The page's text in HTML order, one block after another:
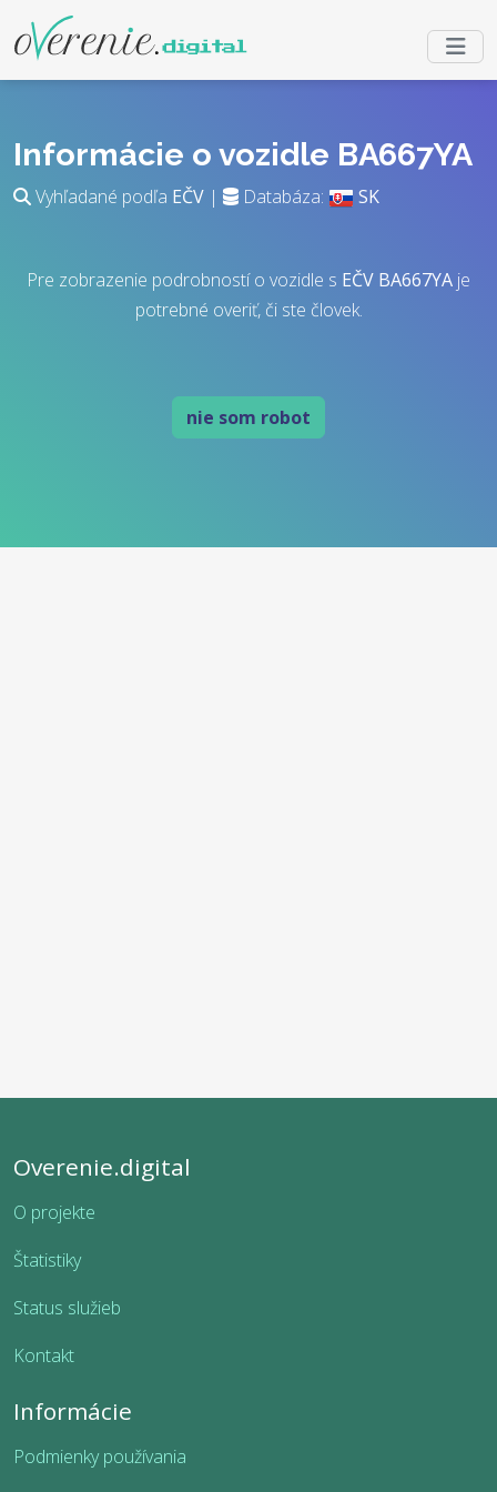
Informácie o vozidle BA667YA
Vyhľadané podľa EČV | Databáza: SK
Pre zobrazenie podrobností o vozidle s EČV BA667YA je
potrebné overiť, či ste človek.
nie som robot
Overenie.digital
O projekte
Štatistiky
Status služieb
Kontakt
Informácie
Podmienky používania